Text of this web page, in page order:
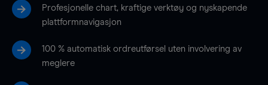
Profesjonelle chart, kraftige verktøy og nyskapende
plattformnavigasjon
100 % automatisk ordreutførsel uten involvering av
meglere